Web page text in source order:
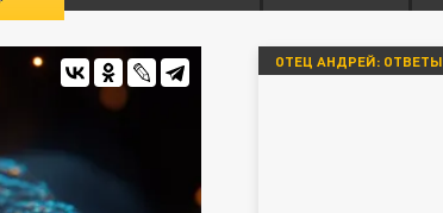
ОТЕЦ АНДРЕЙ: ОТВЕТЫ